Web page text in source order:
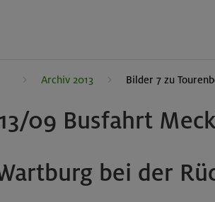
Archiv 2013 Bilder 7 zu
09 Busfahrt
bei der